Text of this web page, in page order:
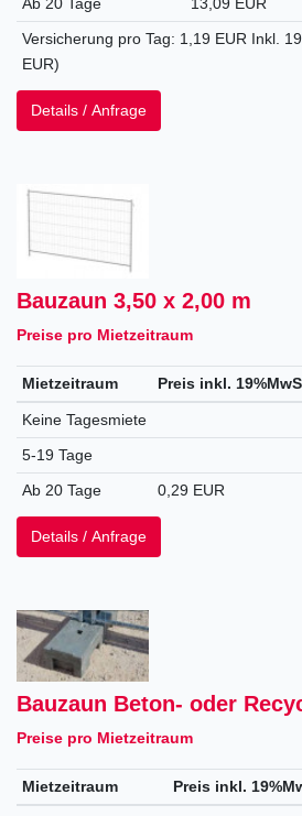
Versicherung pro Tag: 1,19 EUR Inkl.
EUR)
Details / Anfrage
Bauzaun 3,50 x 2,00 m
Preise pro Mietzeitraum
Mietzeitraum Preis inkl.
Keine Tagesmiete
5-19 Tage
Ab 20 Tage
0,29 EUR
Details / Anfrage
Bauzaun Beton- oder
Preise pro Mietzeitraum
Mietzeitraum Preis inkl.